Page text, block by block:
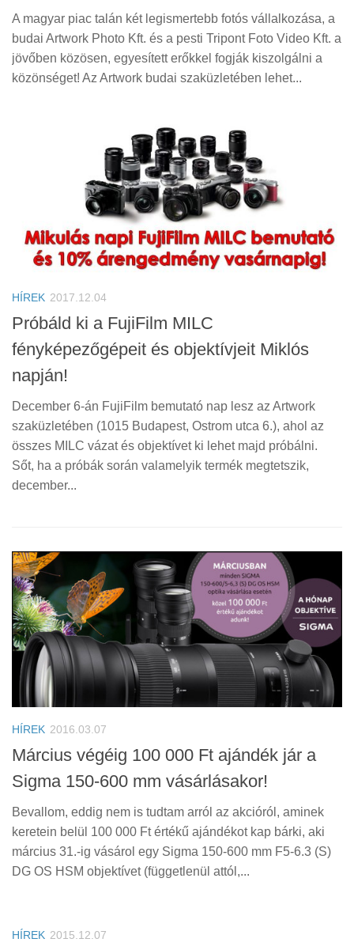
E-BB
A magyar piac talán két legismertebb fotós vállalkozása, a
budai Artwork Photo Kft. és a pesti Tripont Foto Video Kft. a
jövőben közösen, egyesített erőkkel fogják kiszolgálni a
közönséget! Az Artwork budai szaküzletében lehet...
HÍREK 2017.12.04
Próbáld ki a FujiFilm MILC
fényképezőgépeit és objektívjeit Miklós
napján!
December 6-án FujiFilm bemutató nap lesz az Artwork
szaküzletében (1015 Budapest, Ostrom utca 6.), ahol az
összes MILC vázat és objektívet ki lehet majd próbálni.
Sőt, ha a próbák során valamelyik termék megtetszik,
december...
HÍREK 2016.03.07
Március végéig 100 000 Ft ajándék jár a
Sigma 150-600 mm vásárlásakor!
Bevallom, eddig nem is tudtam arról az akcióról, aminek
keretein belül 100 000 Ft értékű ajándékot kap bárki, aki
március 31.-ig vásárol egy Sigma 150-600 mm F5-6.3 (S)
DG OS HSM objektívet (függetlenül attól,...
HÍREK 2015.12.07